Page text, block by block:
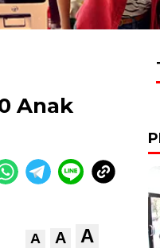
Anak
A A A